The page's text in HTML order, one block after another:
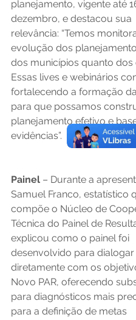
planejamento, vigente até
dezembro, e destacou sua
relevância: “Temos
evolução dos
dos municípios quanto dos
Essas lives e webinários
fortalecendo a formação
para que possamos
planejamento efetivo e
evidências”.
Painel – Durante a
Samuel Franco, estatístico
compõe o Núcleo de
Técnica do Painel de
explicou como o painel foi
desenvolvido para dialogar
diretamente com os
Novo PAR, oferecendo
para diagnósticos mais
para a definição de metas